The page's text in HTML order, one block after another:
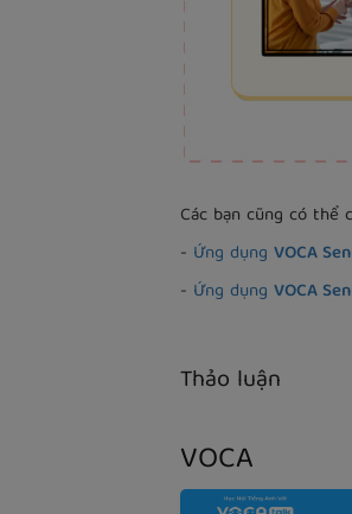
Các bạn cũng có thể
- Ứng dụng VOCA
- Ứng dụng VOCA
Thảo luận
VOCA